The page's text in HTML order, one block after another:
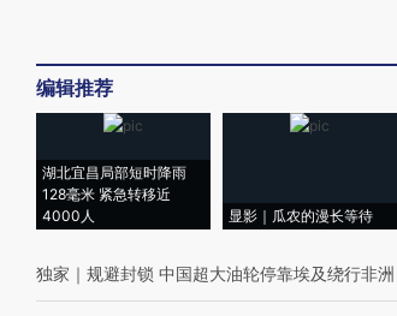
编辑推荐
湖北宜昌局部短时降雨
128毫米 紧急转移近
4000人
显影｜瓜农的漫长等待
独家 ｜ 规避封锁 中国超大油轮停靠埃及绕行非洲